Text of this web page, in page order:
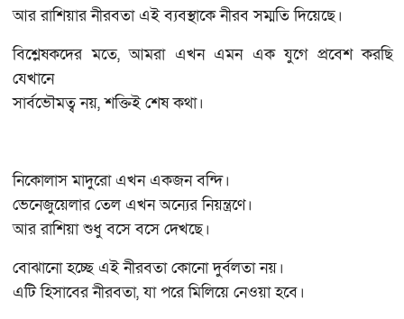
আর রাশিয়ার নীরবতা এই ব্যবস্থাকে নীরব সম্মতি দিয়েছে।
বিশ্লেষকদের মতে, আমরা এখন এমন এক যুগে প্রবেশ করছি
যেখানে
সার্বভৌমত্ব নয়, শক্তিই শেষ কথা।
নিকোলাস মাদুরো এখন একজন বন্দি।
ভেনেজুয়েলার তেল এখন অন্যের নিয়ন্ত্রণে।
আর রাশিয়া শুধু বসে বসে দেখছে।
বোঝানো হচ্ছে এই নীরবতা কোনো দুর্বলতা নয়।
এটি হিসাবের নীরবতা, যা পরে মিলিয়ে নেওয়া হবে।